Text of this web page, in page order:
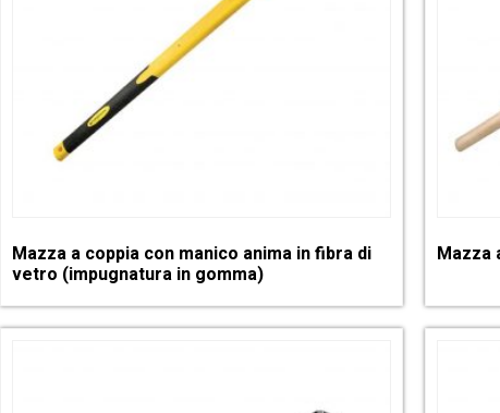
Mazza a coppia con manico anima in fibra di
vetro (impugnatura in gomma)
Mazza